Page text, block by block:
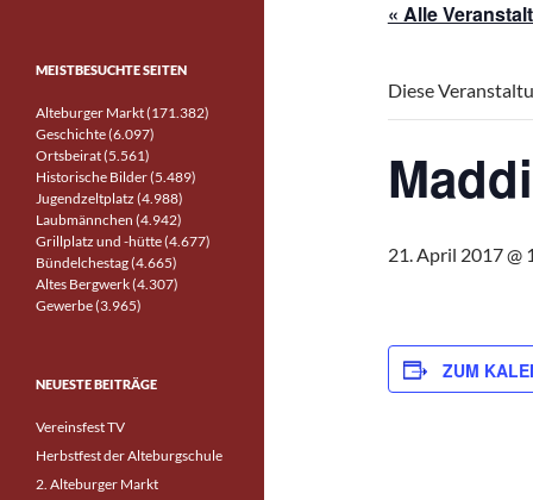
« Alle
Diese
21. April 2017 @
ZUM
MEISTBESUCHTE SEITEN
Alteburger Markt (171.382)
Geschichte (6.097)
Ortsbeirat (5.561)
Historische Bilder (5.489)
Jugendzeltplatz (4.988)
Laubmännchen (4.942)
Grillplatz und -hütte (4.677)
Bündelchestag (4.665)
Altes Bergwerk (4.307)
Gewerbe (3.965)
NEUESTE BEITRÄGE
Vereinsfest TV
Herbstfest der Alteburgschule
2. Alteburger Markt